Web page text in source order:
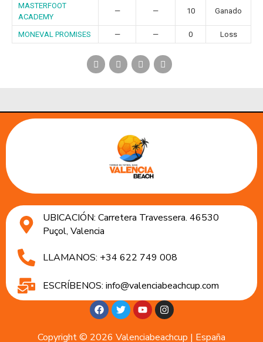
MASTERFOOT
ACADEMY
— — 10 Ganado
MONEVAL PROMISES — — 0 Loss
UBICACIÓN: Carretera Travessera. 46530
Puçol, Valencia
LLAMANOS: +34 622 749 008
ESCRÍBENOS: info@valenciabeachcup.com
Copyright © 2026 Valenciabeachcup | España